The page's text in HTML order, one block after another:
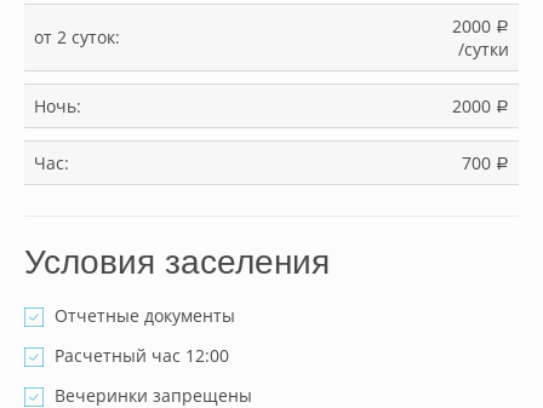
от 2 суток: 2000 a
/сутки
Ночь: 2000 a
Час: 700 a
Условия заселения
Отчетные документы
Расчетный час 12:00
Вечеринки запрещены